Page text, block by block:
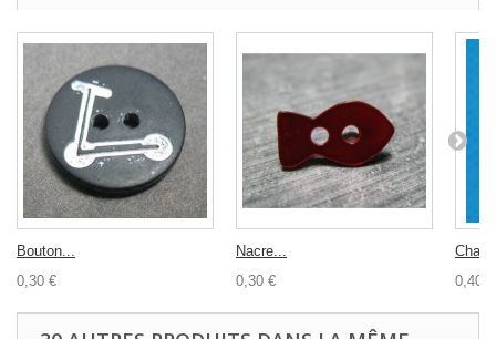
Bouton...
0,30 €
Nacre...
0,30 €
0,40 €